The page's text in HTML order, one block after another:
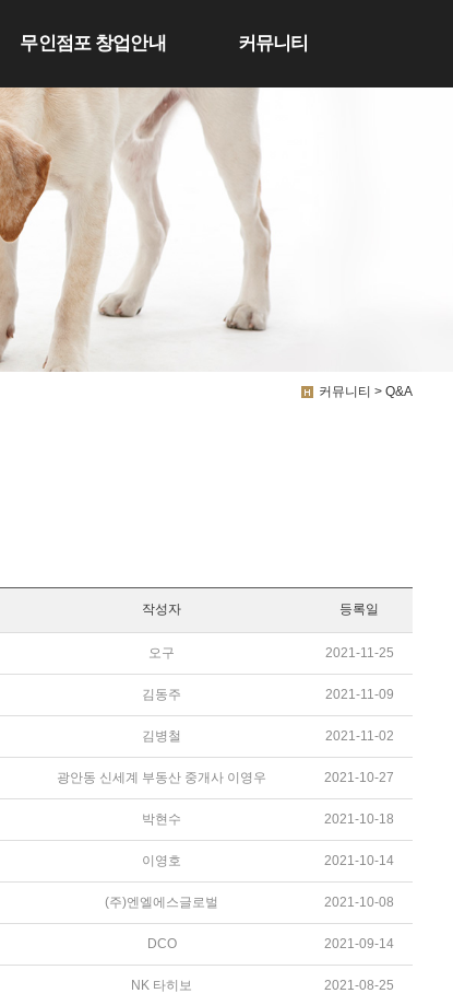
무인점포 창업안내 커뮤니티
커뮤니티 > Q&A
작성자 등록일
오구 2021-11-25
김동주 2021-11-09
김병철 2021-11-02
광안동 신세계 부동산 중개사 이영우 2021-10-27
박현수 2021-10-18
이영호 2021-10-14
(주)엔엘에스글로벌 2021-10-08
DCO 2021-09-14
NK 타히보 2021-08-25